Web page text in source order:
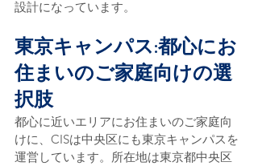
設計になっています。
東京キャンパス:都心にお
住まいのご家庭向けの選
択肢
都心に近いエリアにお住まいのご家庭向
けに、CISは中央区にも東京キャンパスを
運営しています。所在地は東京都中央区